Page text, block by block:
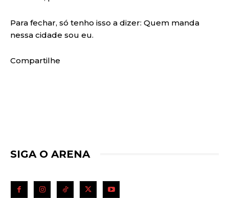
Para fechar, só tenho isso a dizer: Quem manda
nessa cidade sou eu.
Compartilhe
SIGA O ARENA